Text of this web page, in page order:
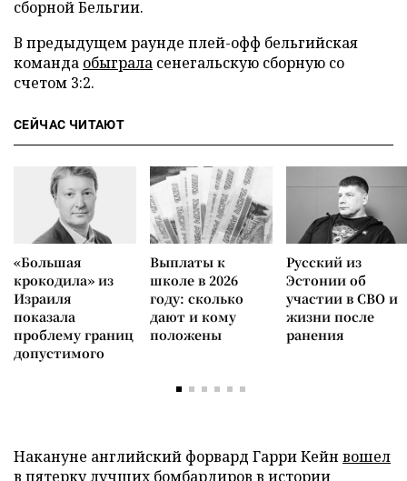
сборной Бельгии.
В предыдущем раунде плей-офф бельгийская
команда обыграла сенегальскую сборную со
счетом 3:2.
СЕЙЧАС ЧИТАЮТ
«Большая
крокодила» из
Израиля
показала
проблему границ
допустимого
Выплаты к
школе в 2026
году: сколько
дают и кому
положены
Русский из
Эстонии об
участии в СВО и
жизни после
ранения
Накануне английский форвард Гарри Кейн вошел
в пятерку лучших бомбардиров в истории